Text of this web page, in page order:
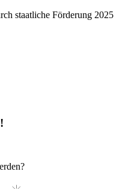
staatliche Förderung 2025